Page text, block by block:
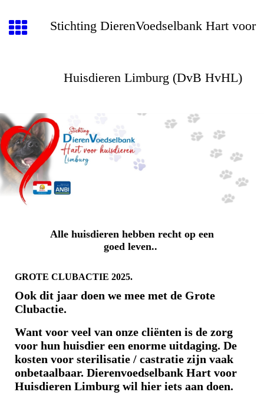
Stichting DierenVoedselbank Hart voor
Huisdieren Limburg (DvB HvHL)
Alle huisdieren hebben recht op een
goed leven..
GROTE CLUBACTIE 2025.
Ook dit jaar doen we mee met de Grote
Clubactie.
Want voor veel van onze cliënten is de zorg
voor hun huisdier een enorme uitdaging. De
kosten voor sterilisatie / castratie zijn vaak
onbetaalbaar. Dierenvoedselbank Hart voor
Huisdieren Limburg wil hier iets aan doen.